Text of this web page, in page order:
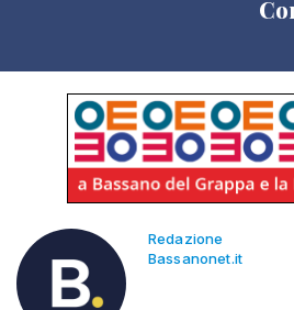
Redazione
Bassanonet.it